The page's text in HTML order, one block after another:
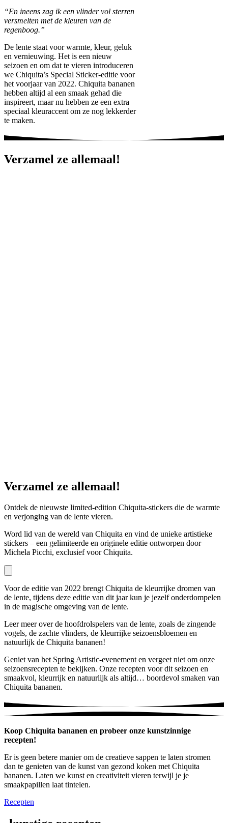
“En ineens zag ik een vlinder vol sterren
versmelten met de kleuren van de
regenboog.”
De lente staat voor warmte, kleur, geluk
en vernieuwing. Het is een nieuw
seizoen en om dat te vieren introduceren
we Chiquita’s Special Sticker-editie voor
het voorjaar van 2022. Chiquita bananen
hebben altijd al een smaak gehad die
inspireert, maar nu hebben ze een extra
speciaal kleuraccent om ze nog lekkerder
te maken.
Verzamel ze allemaal!
Verzamel ze allemaal!
Ontdek de nieuwste limited-edition Chiquita-stickers die de warmte
en verjonging van de lente vieren.
Word lid van de wereld van Chiquita en vind de unieke artistieke
stickers – een gelimiteerde en originele editie ontworpen door
Michela Picchi, exclusief voor Chiquita.
Voor de editie van 2022 brengt Chiquita de kleurrijke dromen van
de lente, tijdens deze editie van dit jaar kun je jezelf onderdompelen
in de magische omgeving van de lente.
Leer meer over de hoofdrolspelers van de lente, zoals de zingende
vogels, de zachte vlinders, de kleurrijke seizoensbloemen en
natuurlijk de Chiquita bananen!
Geniet van het Spring Artistic-evenement en vergeet niet om onze
seizoensrecepten te bekijken. Onze recepten voor dit seizoen en
smaakvol, kleurrijk en natuurlijk als altijd… boordevol smaken van
Chiquita bananen.
Koop Chiquita bananen en probeer onze kunstzinnige
recepten!
Er is geen betere manier om de creatieve sappen te laten stromen
dan te genieten van de kunst van gezond koken met Chiquita
bananen. Laten we kunst en creativiteit vieren terwijl je je
smaakpapillen laat tintelen.
Recepten